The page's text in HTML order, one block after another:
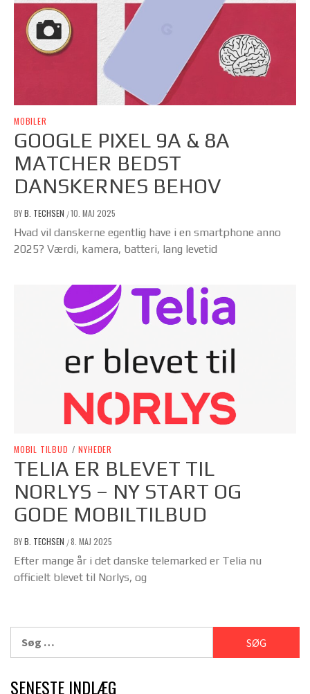
MOBILER
GOOGLE PIXEL 9A & 8A
MATCHER BEDST
DANSKERNES BEHOV
BYB. TECHSEN /10. MAJ 2025
Hvad vil danskerne egentlig have i en smartphone anno
2025? Værdi, kamera, batteri, lang levetid
MOBIL TILBUD / NYHEDER
TELIA ER BLEVET TIL
NORLYS – NY START OG
GODE MOBILTILBUD
BYB. TECHSEN /8. MAJ 2025
Efter mange år i det danske telemarked er Telia nu
officielt blevet til Norlys, og
efter:
SENESTE INDLÆG